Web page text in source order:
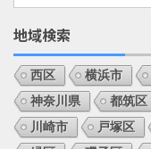
地域検索
西区 横浜市
神奈川県
都筑区
川崎市
戸塚区